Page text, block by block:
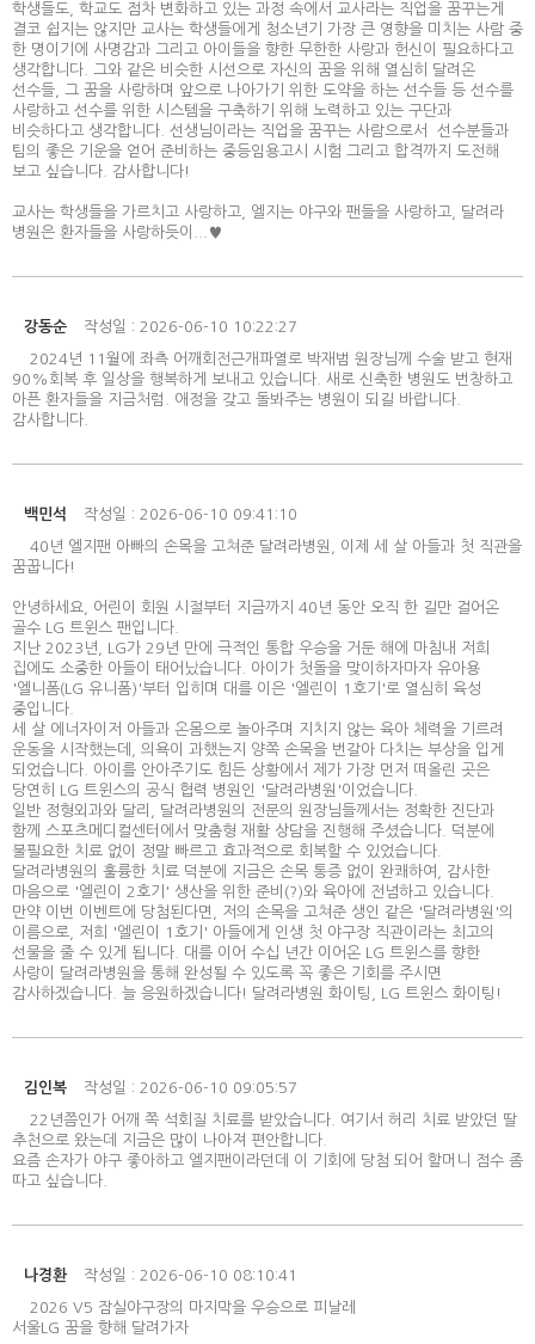
학생들도, 학교도 점차 변화하고 있는 과정 속에서 교사라는 직업을 꿈꾸는게
결코 쉽지는 않지만 교사는 학생들에게 청소년기 가장 큰 영향을 미치는 사람 중
한 명이기에 사명감과 그리고 아이들을 향한 무한한 사랑과 헌신이 필요하다고
생각합니다. 그와 같은 비슷한 시선으로 자신의 꿈을 위해 열심히 달려온
선수들, 그 꿈을 사랑하며 앞으로 나아가기 위한 도약을 하는 선수들 등 선수를
사랑하고 선수를 위한 시스템을 구축하기 위해 노력하고 있는 구단과
비슷하다고 생각합니다. 선생님이라는 직업을 꿈꾸는 사람으로서 선수분들과
팀의 좋은 기운을 얻어 준비하는 중등임용고시 시험 그리고 합격까지 도전해
보고 싶습니다. 감사합니다!
교사는 학생들을 가르치고 사랑하고, 엘지는 야구와 팬들을 사랑하고, 달려라
병원은 환자들을 사랑하듯이...♥
강동순 작성일 : 2026-06-10 10:22:27
2024년 11월에 좌측 어깨회전근개파열로 박재범 원장님께 수술 받고 현재
90%회복 후 일상을 행복하게 보내고 있습니다. 새로 신축한 병원도 번창하고
아픈 환자들을 지금처럼. 애정을 갖고 돌봐주는 병원이 되길 바랍니다.
감사합니다.
백민석 작성일 : 2026-06-10 09:41:10
40년 엘지팬 아빠의 손목을 고쳐준 달려라병원, 이제 세 살 아들과 첫 직관을
꿈꿉니다!
안녕하세요, 어린이 회원 시절부터 지금까지 40년 동안 오직 한 길만 걸어온
골수 LG 트윈스 팬입니다.
​지난 2023년, LG가 29년 만에 극적인 통합 우승을 거둔 해에 마침내 저희
집에도 소중한 아들이 태어났습니다. 아이가 첫돌을 맞이하자마자 유아용
'엘니폼(LG 유니폼)'부터 입히며 대를 이은 '엘린이 1호기'로 열심히 육성
중입니다.
​세 살 에너자이저 아들과 온몸으로 놀아주며 지치지 않는 육아 체력을 기르려
운동을 시작했는데, 의욕이 과했는지 양쪽 손목을 번갈아 다치는 부상을 입게
되었습니다. 아이를 안아주기도 힘든 상황에서 제가 가장 먼저 떠올린 곳은
당연히 LG 트윈스의 공식 협력 병원인 '달려라병원'이었습니다.
​일반 정형외과와 달리, 달려라병원의 전문의 원장님들께서는 정확한 진단과
함께 스포츠메디컬센터에서 맞춤형 재활 상담을 진행해 주셨습니다. 덕분에
불필요한 치료 없이 정말 빠르고 효과적으로 회복할 수 있었습니다.
​달려라병원의 훌륭한 치료 덕분에 지금은 손목 통증 없이 완쾌하여, 감사한
마음으로 '엘린이 2호기' 생산을 위한 준비(?)와 육아에 전념하고 있습니다.
​만약 이번 이벤트에 당첨된다면, 저의 손목을 고쳐준 생인 같은 '달려라병원'의
이름으로, 저희 '엘린이 1호기' 아들에게 인생 첫 야구장 직관이라는 최고의
선물을 줄 수 있게 됩니다. 대를 이어 수십 년간 이어온 LG 트윈스를 향한
사랑이 달려라병원을 통해 완성될 수 있도록 꼭 좋은 기회를 주시면
감사하겠습니다. 늘 응원하겠습니다! 달려라병원 화이팅, LG 트윈스 화이팅!
김인복 작성일 : 2026-06-10 09:05:57
22년쯤인가 어깨 쪽 석회질 치료를 받았습니다. 여기서 허리 치료 받았던 딸
추천으로 왔는데 지금은 많이 나아져 편안합니다.
요즘 손자가 야구 좋아하고 엘지팬이라던데 이 기회에 당첨 되어 할머니 점수 좀
따고 싶습니다.
나경환 작성일 : 2026-06-10 08:10:41
2026 V5 잠실야구장의 마지막을 우승으로 피날레
서울LG 꿈을 향해 달려가자